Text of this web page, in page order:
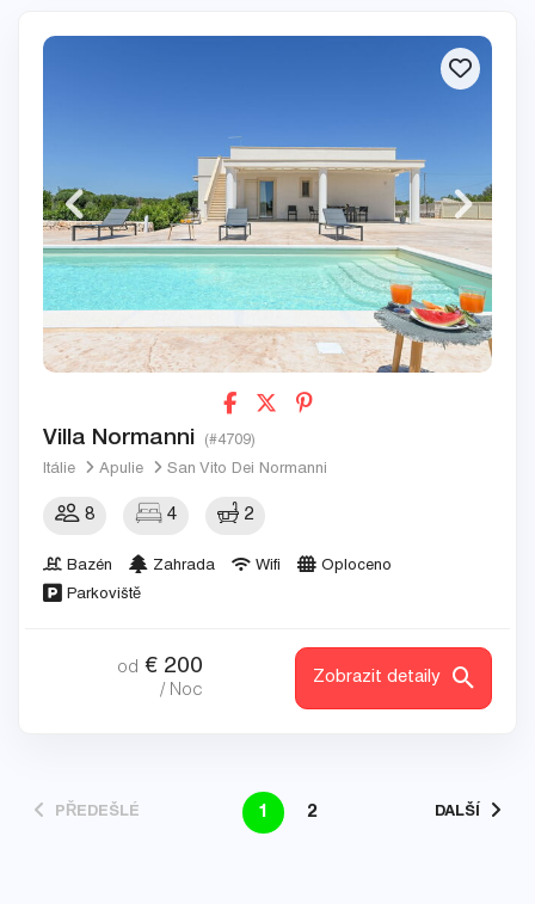
Villa Normanni (#4709)
Itálie Apulie San Vito Dei Normanni
8 4 2
Bazén Zahrada Wifi
Oploceno
Parkoviště
od € 200
/ Noc
Zobrazit detaily
PŘEDEŠLÉ 1 2 DALŠÍ